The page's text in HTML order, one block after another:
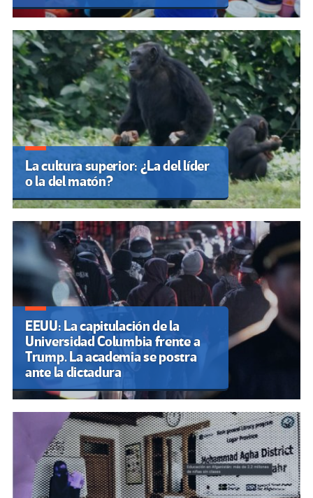
La cultura superior: ¿La del líder
o la del matón?
EEUU: La capitulación de la
Universidad Columbia frente a
Trump. La academia se postra
ante la dictadura